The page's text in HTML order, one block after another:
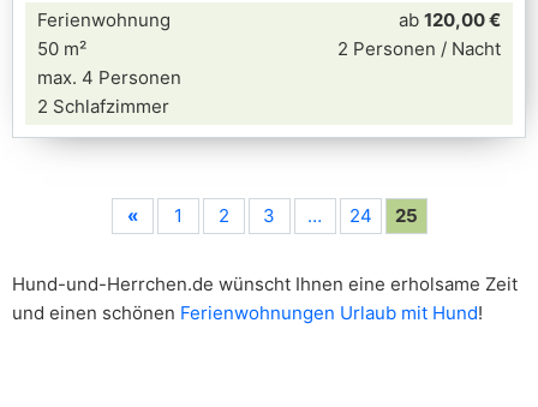
Ferienwohnung
50 m²
max. 4 Personen
2 Schlafzimmer
ab 120,00 €
2 Personen / Nacht
« 1 2 3 … 24 25
Hund-und-Herrchen.de wünscht Ihnen eine erholsame Zeit
und einen schönen Ferienwohnungen Urlaub mit Hund!